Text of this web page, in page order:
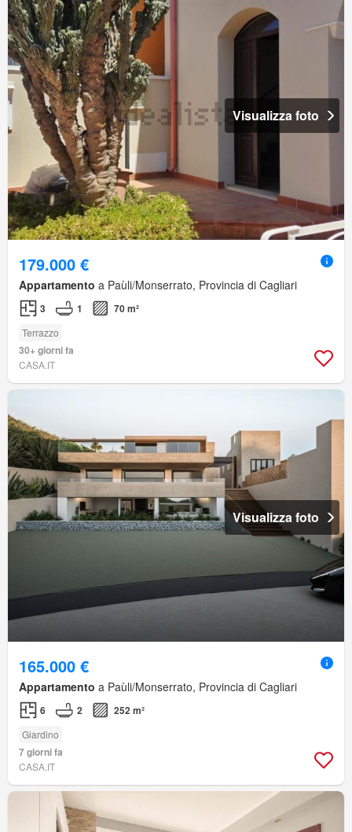
Visualizza foto
179.000 €
Appartamento a Paùli/Monserrato, Provincia di Cagliari
3 1 70 m²
Terrazzo
30+ giorni fa
CASA.IT
Visualizza foto
165.000 €
Appartamento a Paùli/Monserrato, Provincia di Cagliari
6 2 252 m²
Giardino
7 giorni fa
CASA.IT